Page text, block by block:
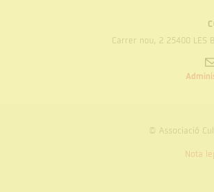
Carrer nou, 2 25400 LES
© Associació
Nota